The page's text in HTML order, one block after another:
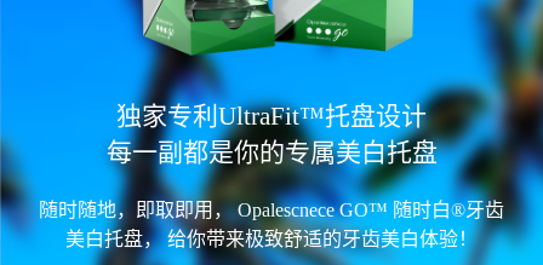
独家专利UltraFit™托盘设计
每一副都是你的专属美白托盘
随时随地，即取即用， Opalescnece GO™ 随时白®牙齿
美白托盘， 给你带来极致舒适的牙齿美白体验！